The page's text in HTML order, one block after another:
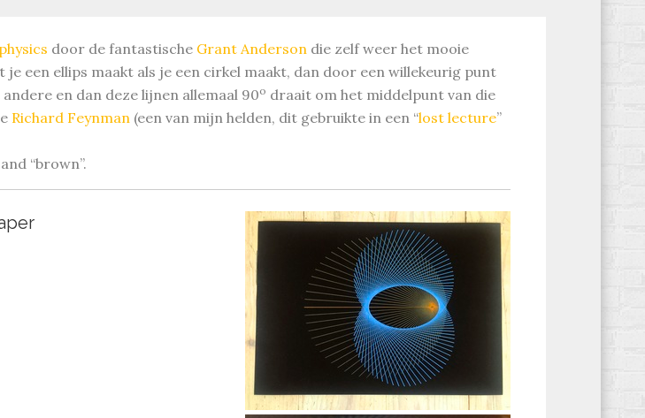
door de fantastische Grant Anderson die zelf weer het mooie
een ellips maakt als je een cirkel maakt, dan door een willekeurig punt
en dan deze lijnen allemaal 90o draait om het middelpunt van die
Richard Feynman (een van mijn helden, dit gebruikte in een “lost lecture”
“brown”.